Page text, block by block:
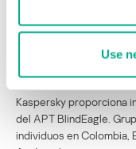
Use
INFORMES
BlindEagle vuela alto
Kaspersky proporciona
del APT BlindEagle.
individuos en Colombia,